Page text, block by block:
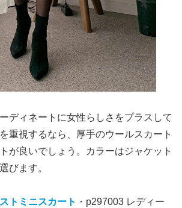
ディネートに女性らしさをプラスして
重視するなら、厚手のウールスカート
が良いでしょう。カラーはジャケット
びます。
トミニスカート ・p297003 レディー